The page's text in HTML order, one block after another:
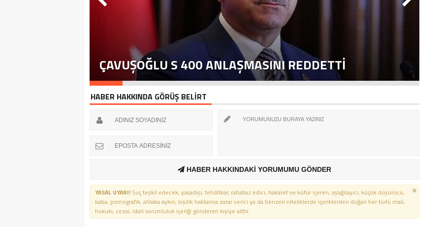
ÇAVUŞOĞLU S 400 ANLAŞMASINI REDDETTI
HABER HAKKINDA GÖRÜŞ BELİRT
HABER HAKKINDAKİ YORUMUMU GÖNDER
YASAL UYARI! Suç teşkil edecek, yasadışı, tehditkar, rahatsız edici, hakaret ve küfür içeren, aşağılayıcı, küçük düşürücü,
kaba, pornografik, ahlaka aykırı, kişilik haklarına zarar verici ya da benzeri niteliklerde içeriklerden doğan her türlü mali,
hukuki, cezai, idari sorumluluk içeriği gönderen kişiye aittir.